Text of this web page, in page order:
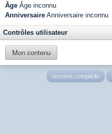
Âge Âge inconnu
Anniversaire Anniversaire inconnu
Contrôles utilisateur
Mon contenu
Version complète